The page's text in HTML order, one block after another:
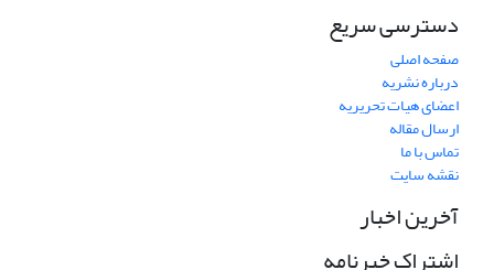
دسترسی سریع
صفحه اصلی
درباره نشریه
اعضای هیات تحریریه
ارسال مقاله
تماس با ما
نقشه سایت
آخرین اخبار
اشتراک خبرنامه